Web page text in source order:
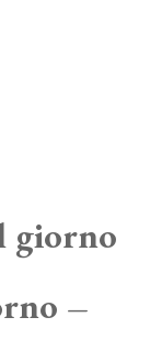
giorno
–